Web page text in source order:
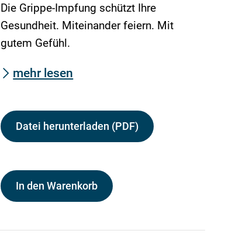
Die Grippe-Impfung schützt Ihre
Gesundheit. Miteinander feiern. Mit
gutem Gefühl.
mehr lesen
Datei herunterladen (PDF)
In den Warenkorb